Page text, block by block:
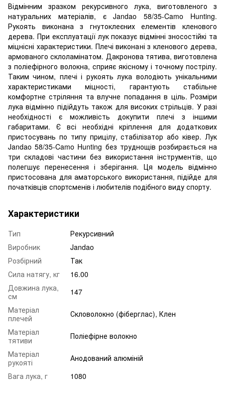
Відмінним зразком рекурсивного лука, виготовленого з
натуральних матеріалів, є Jandao 58/35-Camo Hunting.
Рукоять виконана з гнутоклеєних елементів кленового
дерева. При експлуатації лук показує відмінні зносостійкі та
міцнісні характеристики. Плечі виконані з кленового дерева,
армованого склоламінатом. Дакронова тятива, виготовлена
​​з поліефірного волокна, сприяє якісному і точному пострілу.
Таким чином, плечі і рукоять лука володіють унікальними
характеристиками міцності, гарантують стабільне
комфортне стріляння та влучне попадання в ціль. Розміри
лука відмінно підійдуть також для високих стрільців. У разі
необхідності є можливість докупити плечі з іншими
габаритами. Є всі необхідні кріплення для додаткових
пристосувань по типу прицілу, стабілізатор або ківер. Лук
Jandao 58/35-Camo Hunting без труднощів розбирається на
три складові частини без використання інструментів, що
полегшує перенесення і зберігання. Ця модель відмінно
пристосована для аматорського використання, підійде для
початківців спортсменів і любителів подібного виду спорту.
Характеристики
Тип
Рекурсивний
Виробник
Jandao
Розбірний
Так
Сила натягу, кг
16.00
Довжина лука,
см
147
Матеріал
плечей
Скловолокно (фіберглас), Клен
Матеріал
тятиви
Поліефірне волокно
Матеріал
рукояті
Анодований алюміній
Вага лука, г
1080